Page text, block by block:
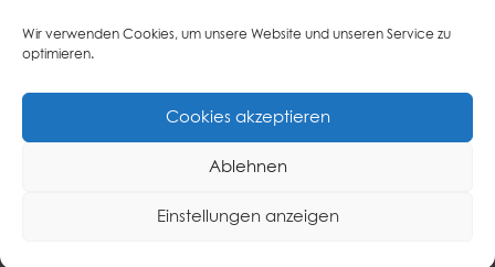
Wir verwenden Cookies, um unsere Website und unseren Service zu
optimieren.
Cookies akzeptieren
Ablehnen
Einstellungen anzeigen
© VON BURKERSRODA, DUMDEI & PARTNER